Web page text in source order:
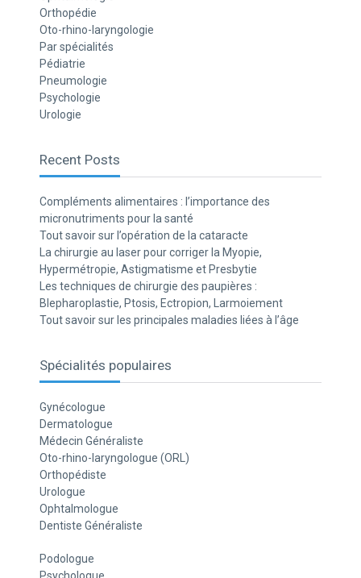
Orthopédie
Oto-rhino-laryngologie
Par spécialités
Pédiatrie
Pneumologie
Psychologie
Urologie
Recent Posts
Compléments alimentaires : l’importance des
micronutriments pour la santé
Tout savoir sur l’opération de la cataracte
La chirurgie au laser pour corriger la Myopie,
Hypermétropie, Astigmatisme et Presbytie
Les techniques de chirurgie des paupières :
Blepharoplastie, Ptosis, Ectropion, Larmoiement
Tout savoir sur les principales maladies liées à l’âge
Spécialités populaires
Gynécologue
Dermatologue
Médecin Généraliste
Oto-rhino-laryngologue (ORL)
Orthopédiste
Urologue
Ophtalmologue
Dentiste Généraliste
Podologue